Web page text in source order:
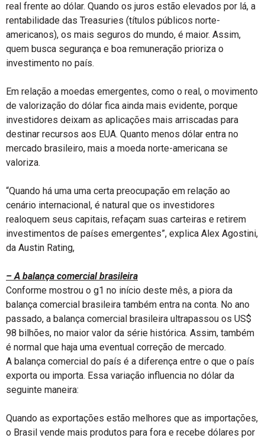
real frente ao dólar. Quando os juros estão elevados por lá, a
rentabilidade das Treasuries (títulos públicos norte-
americanos), os mais seguros do mundo, é maior. Assim,
quem busca segurança e boa remuneração prioriza o
investimento no país.
Em relação a moedas emergentes, como o real, o movimento
de valorização do dólar fica ainda mais evidente, porque
investidores deixam as aplicações mais arriscadas para
destinar recursos aos EUA. Quanto menos dólar entra no
mercado brasileiro, mais a moeda norte-americana se
valoriza.
“Quando há uma uma certa preocupação em relação ao
cenário internacional, é natural que os investidores
realoquem seus capitais, refaçam suas carteiras e retirem
investimentos de países emergentes”, explica Alex Agostini,
da Austin Rating,
– A balança comercial brasileira
Conforme mostrou o g1 no início deste mês, a piora da
balança comercial brasileira também entra na conta. No ano
passado, a balança comercial brasileira ultrapassou os US$
98 bilhões, no maior valor da série histórica. Assim, também
é normal que haja uma eventual correção de mercado.
A balança comercial do país é a diferença entre o que o país
exporta ou importa. Essa variação influencia no dólar da
seguinte maneira:
Quando as exportações estão melhores que as importações,
o Brasil vende mais produtos para fora e recebe dólares por